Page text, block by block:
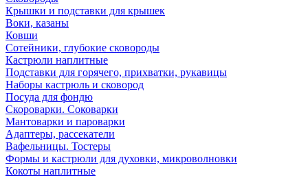
Крышки и подставки для крышек
Воки, казаны
Ковши
Сотейники, глубокие сковороды
Кастрюли наплитные
Подставки для горячего, прихватки, рукавицы
Наборы кастрюль и сковород
Посуда для фондю
Скороварки. Соковарки
Мантоварки и пароварки
Адаптеры, рассекатели
Вафельницы. Тостеры
Формы и кастрюли для духовки, микроволновки
Кокоты наплитные